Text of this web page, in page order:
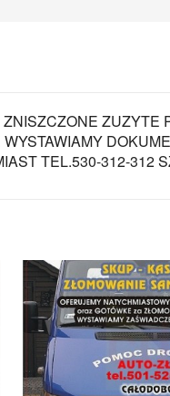
ZUZYTE
TEL.530-312-312